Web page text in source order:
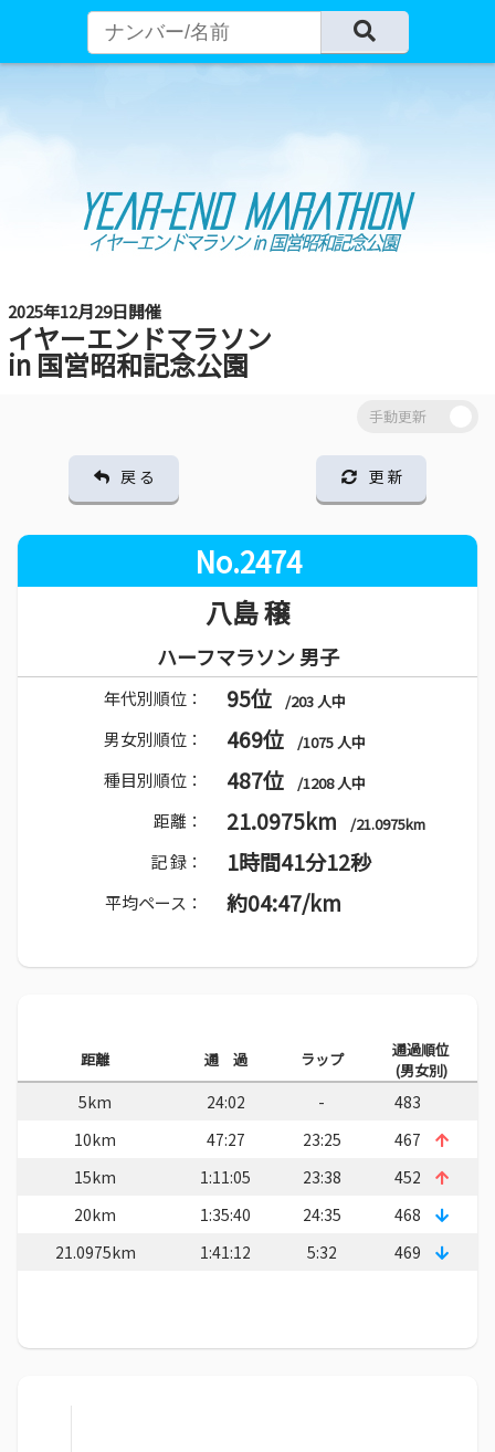
2025年12月29日開催
イヤーエンドマラソン
in 国営昭和記念公園
戻 る 更 新
No.2474
八島 穣
ハーフマラソン 男子
年代別順位： 95位 /203 人中
男女別順位： 469位 /1075 人中
種目別順位： 487位 /1208 人中
距離： 21.0975km /21.0975km
記 録： 1時間41分12秒
平均ペース： 約04:47/km
距離 通 過 ラップ
通過順位
(男女別)
5km 24:02 -
483
10km
47:27 23:25
467
15km
1:11:05 23:38
452
20km
1:35:40 24:35
468
21.0975km
1:41:12 5:32 469